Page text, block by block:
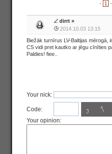
- 1 -
dirrt »
2014.10.03 13:15
Biežāk turnīrus LV-Baltijas mērogā,
CS vidi pret kautko ar jēgu cīnīties
Paldies! fiee..
Your nick:
Code:
Your opinion: